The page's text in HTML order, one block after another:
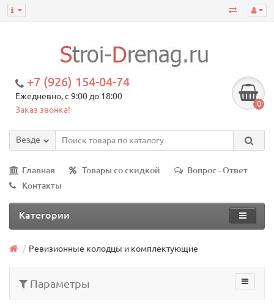
+7 (926) 154-04-74
Ежедневно, с 9:00 до 18:00
Заказ звонка!
0
Везде
Главная Товары со скидкой
Вопрос - Ответ
Контакты
Категории
Ревизионные колодцы и комплектующие
Параметры